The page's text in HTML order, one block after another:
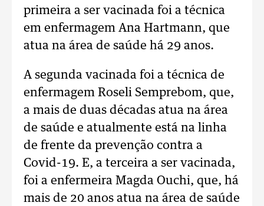
primeira a ser vacinada foi a técnica
em enfermagem Ana Hartmann, que
atua na área de saúde há 29 anos.
A segunda vacinada foi a técnica de
enfermagem Roseli Semprebom, que,
a mais de duas décadas atua na área
de saúde e atualmente está na linha
de frente da prevenção contra a
Covid-19. E, a terceira a ser vacinada,
foi a enfermeira Magda Ouchi, que, há
mais de 20 anos atua na área de saúde